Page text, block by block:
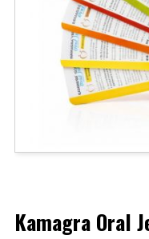
Kamagra Oral